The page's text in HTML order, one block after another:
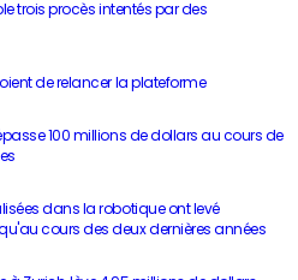
trois procès intentés par des
de relancer la plateforme
100 millions de dollars au cours de
dans la robotique ont levé
cours des deux dernières années